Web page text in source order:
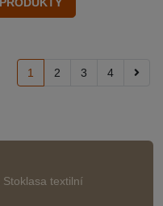
1 2 3 4
Stoklasa textilní